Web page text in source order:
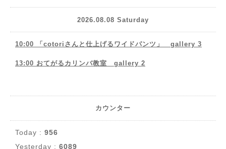
2026.08.08 Saturday
10:00 「cotoriさんと仕上げるワイドパンツ」 gallery 3
13:00 おてがるカリンバ教室 gallery 2
カウンター
Today : 956
Yesterday : 6089